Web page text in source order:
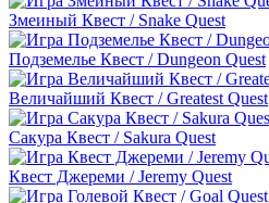
Змеиный Квест / Snake Quest
Подземелье Квест / Dungeon Quest
Величайший Квест / Greatest Quest
Сакура Квест / Sakura Quest
Квест Джереми / Jeremy Quest